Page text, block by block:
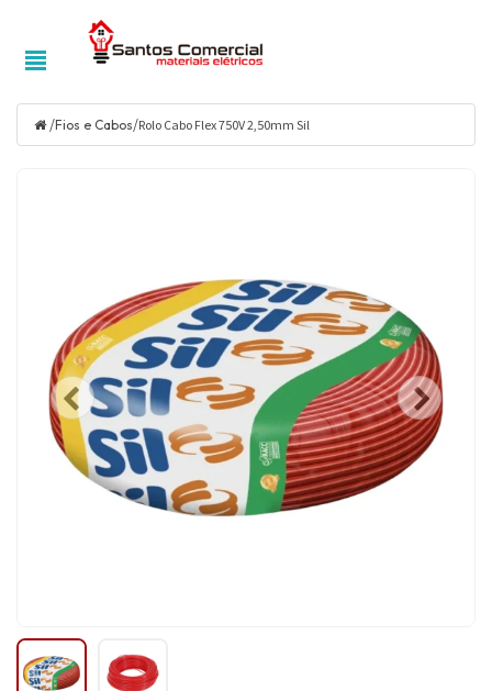
/Fios e Cabos/Rolo Cabo Flex 750V 2,50mm Sil